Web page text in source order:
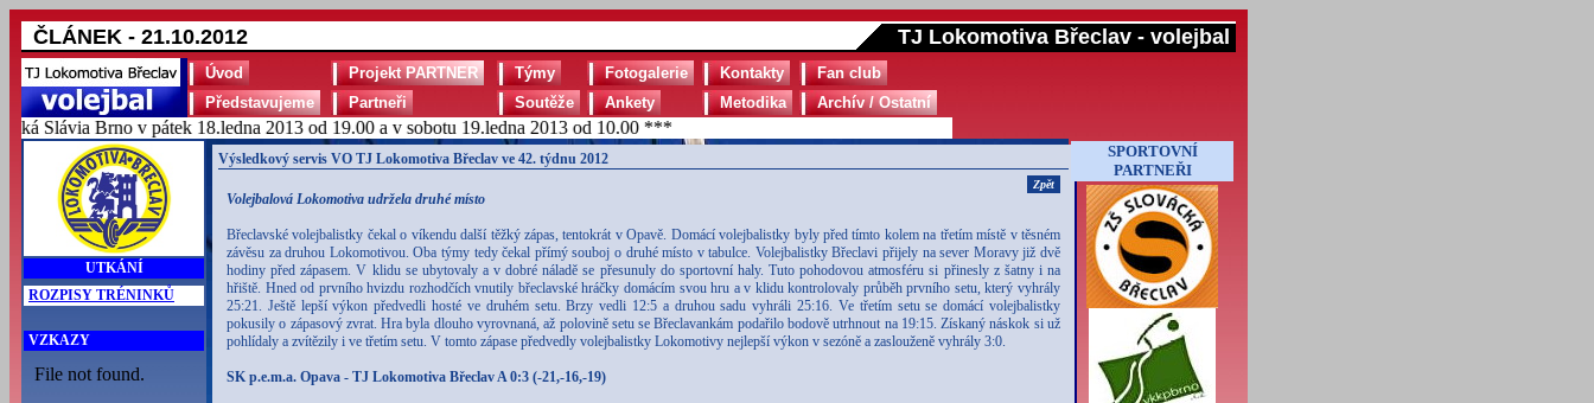
ČLÁNEK - 21.10.2012 TJ Lokomotiva Břeclav - volejbal
Úvod Projekt PARTNER Týmy Fotogalerie Kontakty
Fan club
Představujeme
Partneři Soutěže Ankety Metodika Archív / Ostatní
Brno v pátek 18.ledna 2013 od 19.00 a v sobotu 19.ledna 2013 od 10.00 ***
UTKÁNÍ
ROZPISY TRÉNINKŮ
VZKAZY
Výsledkový servis VO TJ Lokomotiva Břeclav ve 42. týdnu 2012
Zpět
Volejbalová Lokomotiva udržela druhé místo
Břeclavské volejbalistky čekal o víkendu další těžký zápas, tentokrát v Opavě. Domácí volejbalistky byly před tímto kolem na třetím místě v těsném
závěsu za druhou Lokomotivou. Oba týmy tedy čekal přímý souboj o druhé místo v tabulce. Volejbalistky Břeclavi přijely na sever Moravy již dvě
hodiny před zápasem. V klidu se ubytovaly a v dobré náladě se přesunuly do sportovní haly. Tuto pohodovou atmosféru si přinesly z šatny i na
hřiště. Hned od prvního hvizdu rozhodčích vnutily břeclavské hráčky domácím svou hru a v klidu kontrolovaly průběh prvního setu, který vyhrály
25:21. Ještě lepší výkon předvedli hosté ve druhém setu. Brzy vedli 12:5 a druhou sadu vyhráli 25:16. Ve třetím setu se domácí volejbalistky
pokusily o zápasový zvrat. Hra byla dlouho vyrovnaná, až polovině setu se Břeclavankám podařilo bodově utrhnout na 19:15. Získaný náskok si už
pohlídaly a zvítězily i ve třetím setu. V tomto zápase předvedly volejbalistky Lokomotivy nejlepší výkon v sezóně a zaslouženě vyhrály 3:0.
SK p.e.m.a. Opava - TJ Lokomotiva Břeclav A 0:3 (-21,-16,-19)
SPORTOVNÍ
PARTNEŘI